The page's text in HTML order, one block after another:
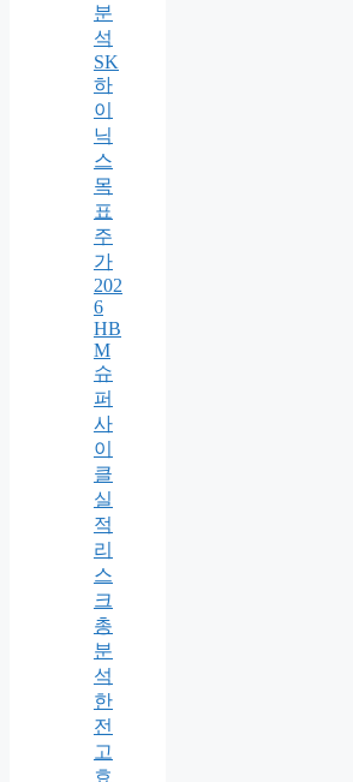
분
석
SK
하
이
닉
스
목
표
주
가
202
6
HB
M
슈
퍼
사
이
클
실
적
리
스
크
총
분
석
한
전
고
효